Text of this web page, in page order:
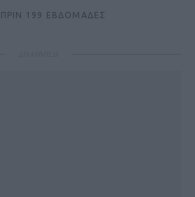
ΠΡΙΝ 199 ΕΒΔΟΜΆΔΕΣ